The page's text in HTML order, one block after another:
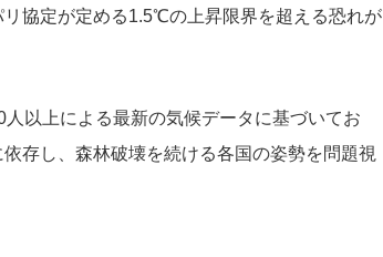
協定が定める1.5℃の上昇限界を超える恐れが
以上による最新の気候データに基づいてお
存し、森林破壊を続ける各国の姿勢を問題視